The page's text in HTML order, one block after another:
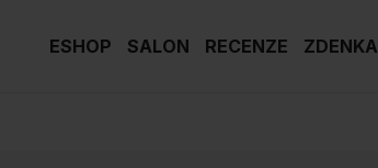
ESHOP SALON RECENZE ZDENKA